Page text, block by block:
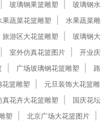
玻璃钢果篮雕塑
玻璃钢水
果蔬菜花篮雕塑
水果蔬菜雕
旅游区大花篮雕塑
玻璃钢大
室外仿真花篮图片
开业庆
广场玻璃钢花篮雕塑
路
篮雕塑
元旦装饰大花篮雕
真花卉大花篮雕塑
国庆花坛
塑
北京广场大花篮图片